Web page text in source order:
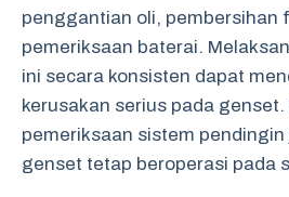
penggantian oli, pembersihan
pemeriksaan baterai.
ini secara konsisten dapat
kerusakan serius pada
pemeriksaan sistem
genset tetap beroperasi pada